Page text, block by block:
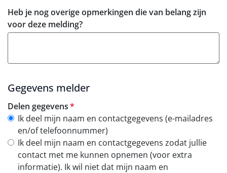
Heb je nog overige opmerkingen die van belang zijn
voor deze melding?
Gegevens melder
Delen gegevensverplicht
Ik deel mijn naam en contactgegevens (e-mailadres
en/of telefoonnummer)
Ik deel mijn naam en contactgegevens zodat jullie
contact met me kunnen opnemen (voor extra
informatie). Ik wil niet dat mijn naam en